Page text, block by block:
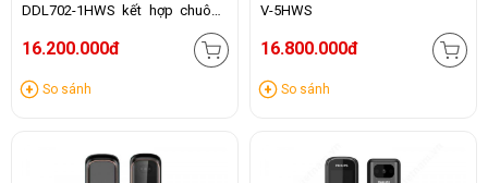
DDL702-1HWS kết hợp chuông
16.200.000đ
So sánh
V-5HWS
16.800.000đ
So sánh